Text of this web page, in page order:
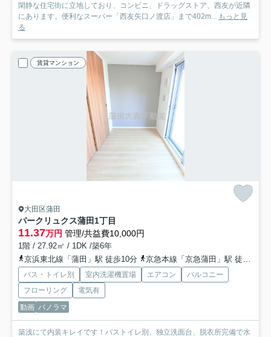
閑静な住宅街に立地しており、コンビニ、ドラッグストア、西友が近隣
にあります。便利なスーパー「西友矢口ノ渡店」まで402m...
もっと見
る
賃貸マンション
大田区蒲田
パークリュクス蒲田1丁目
11.37万円 管理/共益費10,000円
1階 / 27.92㎡ / 1DK /築6年
京浜東北線「蒲田」駅 徒歩10分
京急本線「京急蒲田」駅 徒歩14分
バス・トイレ別 室内洗濯機置場 エアコン
バルコニー
フローリング
電気有
動画 パノラマ
築浅にて内装キレイです！バストイレ別、独立洗面台、脱衣所完備で水